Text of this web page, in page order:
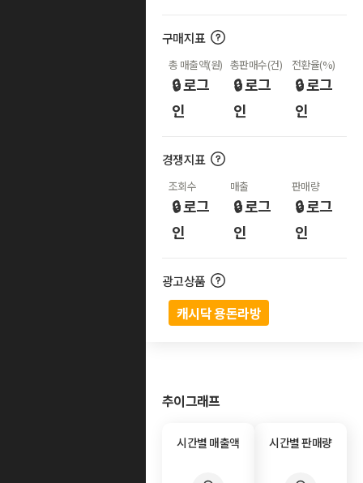
구매지표
총 매출액(원)
🔒 로그
인
총판매수(건)
🔒 로그
인
전환율(%)
🔒 로그
인
경쟁지표
조회수
🔒 로그
인
매출
🔒 로그
인
판매량
🔒 로그
인
광고상품
캐시닥 용돈라방
추이그래프
시간별 매출액 시간별 판매량